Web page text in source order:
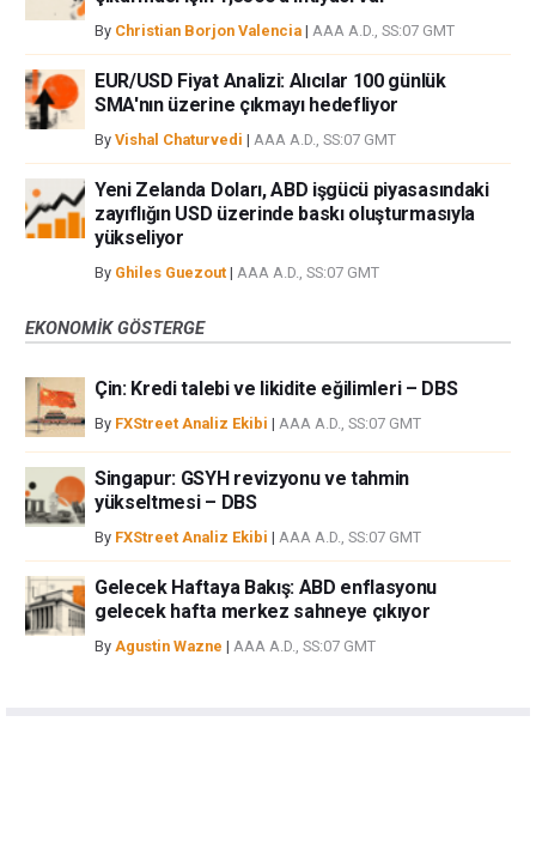
By Christian Borjon Valencia | AAA A.D., SS:07 GMT
EUR/USD Fiyat Analizi: Alıcılar 100 günlük
SMA'nın üzerine çıkmayı hedefliyor
By Vishal Chaturvedi | AAA A.D., SS:07 GMT
Yeni Zelanda Doları, ABD işgücü piyasasındaki
zayıflığın USD üzerinde baskı oluşturmasıyla
yükseliyor
By Ghiles Guezout | AAA A.D., SS:07 GMT
EKONOMIK GÖSTERGE
Çin: Kredi talebi ve likidite eğilimleri – DBS
By FXStreet Analiz Ekibi | AAA A.D., SS:07 GMT
Singapur: GSYH revizyonu ve tahmin
yükseltmesi – DBS
By FXStreet Analiz Ekibi | AAA A.D., SS:07 GMT
Gelecek Haftaya Bakış: ABD enflasyonu
gelecek hafta merkez sahneye çıkıyor
By Agustin Wazne | AAA A.D., SS:07 GMT